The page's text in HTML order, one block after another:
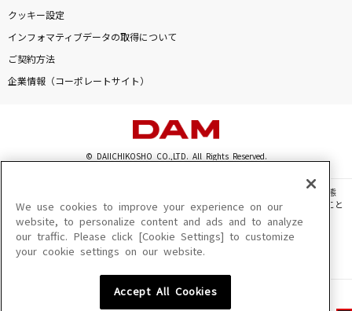
クッキー設定
インフォマティブデータの取得について
ご契約方法
企業情報（コーポレートサイト）
© DAIICHIKOSHO CO.,LTD. All Rights Reserved.
このサイトに掲載されている一切の文章・画像・写真・動画・音声等を、手段や形態
を問わず、著作権法の定める範囲を超えて無断で複製、転載、ファイル化などすること
を禁じます。
楽曲及びコンテンツは、機種によりご利用いただけない場合があります。
楽曲及びコンテンツの配信日、配信内容が変更になる場合があります。
We use cookies to improve your experience on our
website, to personalize content and ads and to analyze
our traffic. Please click [Cookie Settings] to customize
your cookie settings on our website.
Accept All Cookies